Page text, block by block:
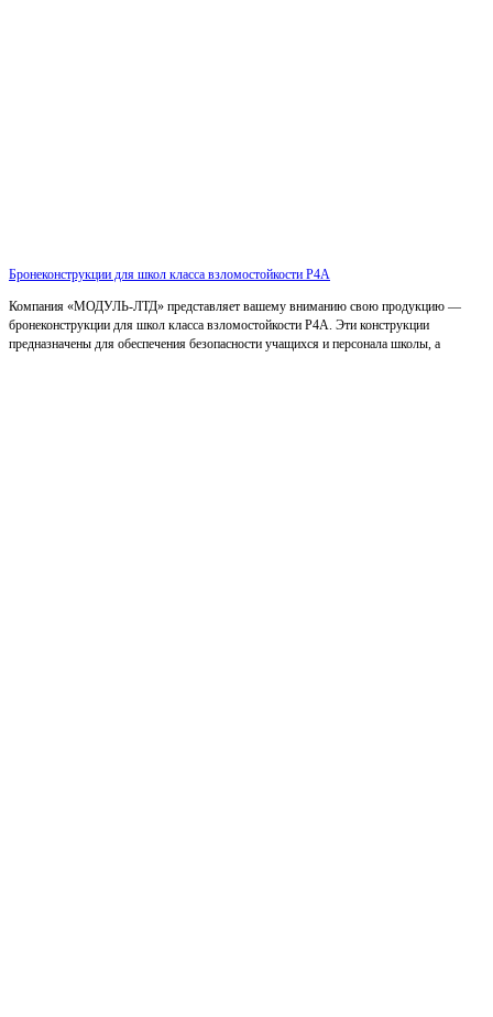
Бронеконструкции для школ класса взломостойкости Р4А
Компания «МОДУЛЬ-ЛТД» представляет вашему вниманию свою продукцию —
бронеконструкции для школ класса взломостойкости Р4А. Эти конструкции
предназначены для обеспечения безопасности учащихся и персонала школы, а